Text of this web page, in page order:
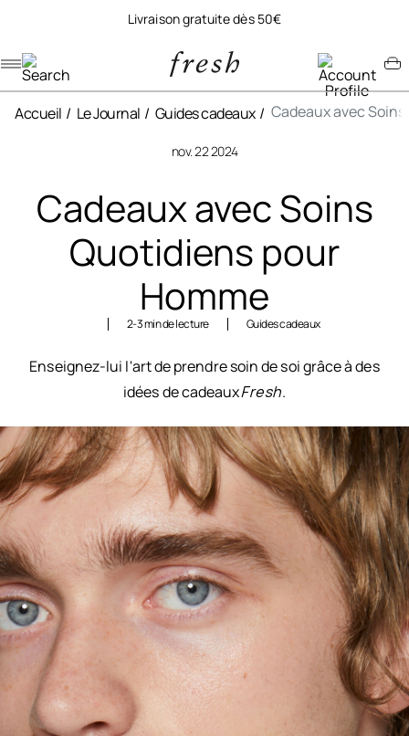
Livraison gratuite dès 50€
Accueil Le Journal Guides cadeaux Cadeaux avec
nov. 22 2024
Cadeaux avec Soins
Quotidiens pour
Homme
2-3 min de lecture Guides cadeaux
Enseignez-lui l'art de prendre soin de soi grâce à des
idées de cadeauxFresh.